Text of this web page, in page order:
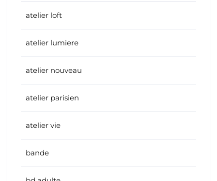
atelier loft
atelier lumiere
atelier nouveau
atelier parisien
atelier vie
bande